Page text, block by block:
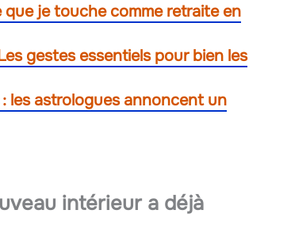
que je touche comme retraite en
gestes essentiels pour bien les
les astrologues annoncent un
intérieur a déjà